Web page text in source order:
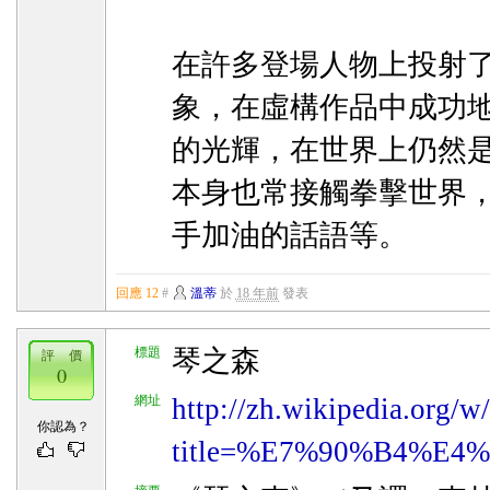
在許多登場人物上投射
象，在虛構作品中成功
的光輝，在世界上仍然
本身也常接觸拳擊世界
手加油的話語等。
回應 12 # 溫蒂於 18 年前發表
標題 琴之森
網址
http://zh.wikipedia.org/
評 價
0
你認為？